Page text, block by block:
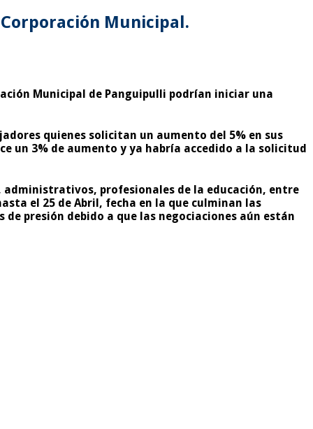
Municipal.
Municipal de Panguipulli podrían iniciar una
quienes solicitan un aumento del 5% en sus
un 3% de aumento y ya habría accedido a la solicitud
profesionales de la educación, entre
el 25 de Abril, fecha en la que culminan las
presión debido a que las negociaciones aún están